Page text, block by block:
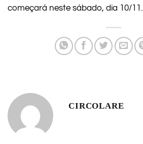
começará neste sábado, dia 10/11.
CIRCOLARE